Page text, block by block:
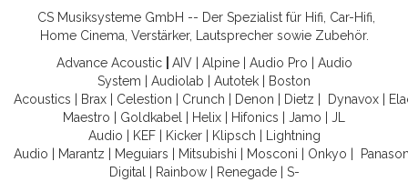
CS Musiksysteme GmbH -- Der Spezialist für Hifi, Car-Hifi,
Home Cinema, Verstärker, Lautsprecher sowie Zubehör.
Advance Acoustic
AIV| Alpine| Audio Pro
Audio
System
Audiolab Autotek
Boston
Acoustics
Brax Celestion Crunch Denon Dietz Dynavox
Maestro
Goldkabel Helix Hifonics Jamo
JL
Audio
KEF| Kicker| Klipsch
Lightning
Audio
Marantz Meguiars Mitsubishi Mosconi Onkyo
Digital
Rainbow| Renegade| S-